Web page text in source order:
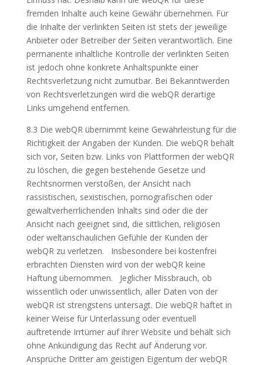
fremden Inhalte auch keine Gewähr übernehmen. Für
die Inhalte der verlinkten Seiten ist stets der jeweilige
Anbieter oder Betreiber der Seiten verantwortlich. Eine
permanente inhaltliche Kontrolle der verlinkten Seiten
ist jedoch ohne konkrete Anhaltspunkte einer
Rechtsverletzung nicht zumutbar. Bei Bekanntwerden
von Rechtsverletzungen wird die webQR derartige
Links umgehend entfernen.
8.3 Die webQR übernimmt keine Gewährleistung für die
Richtigkeit der Angaben der Kunden. Die webQR behält
sich vor, Seiten bzw. Links von Plattformen der webQR
zu löschen, die gegen bestehende Gesetze und
Rechtsnormen verstoßen, der Ansicht nach
rassistischen, sexistischen, pornografischen oder
gewaltverherrlichenden Inhalts sind oder die der
Ansicht nach geeignet sind, die sittlichen, religiösen
oder weltanschaulichen Gefühle der Kunden der
webQR zu verletzen. Insbesondere bei kostenfrei
erbrachten Diensten wird von der webQR keine
Haftung übernommen. Jeglicher Missbrauch, ob
wissentlich oder unwissentlich, aller Daten von der
webQR ist strengstens untersagt. Die webQR haftet in
keiner Weise für Unterlassung oder eventuell
auftretende Irrtümer auf ihrer Website und behält sich
ohne Ankündigung das Recht auf Änderung vor.
Ansprüche Dritter am geistigen Eigentum der webQR